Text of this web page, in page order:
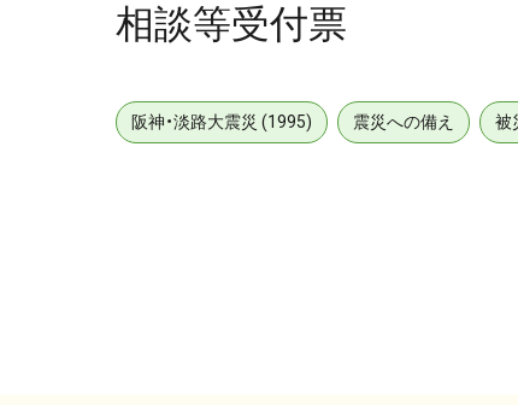
相談等受付票
阪神・淡路大震災 (1995) 震災への備え 被